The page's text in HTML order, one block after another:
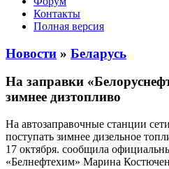
Контакты
Полная версия
Новости » Беларусь
На заправки
зимнее дизтопливо
На автозаправочные станции
поступать зимнее дизельное
17 октября. сообщила
«Белнефтехим» Марина